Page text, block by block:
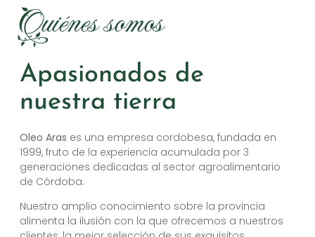
Quiénes somos
Apasionados de
nuestra tierra
Oleo Aras es una empresa cordobesa, fundada en
1999, fruto de la experiencia acumulada por 3
generaciones dedicadas al sector agroalimentario
de Córdoba.
Nuestro amplio conocimiento sobre la provincia
alimenta la ilusión con la que ofrecemos a nuestros